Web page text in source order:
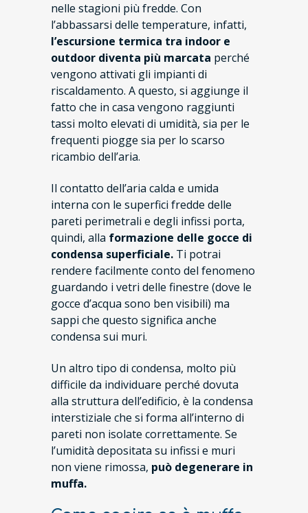
nelle stagioni più fredde. Con
l’abbassarsi delle temperature, infatti,
l’escursione termica tra indoor e
outdoor diventa più marcata perché
vengono attivati gli impianti di
riscaldamento. A questo, si aggiunge il
fatto che in casa vengono raggiunti
tassi molto elevati di umidità, sia per le
frequenti piogge sia per lo scarso
ricambio dell’aria.
Il contatto dell’aria calda e umida
interna con le superfici fredde delle
pareti perimetrali e degli infissi porta,
quindi, alla formazione delle gocce di
condensa superficiale. Ti potrai
rendere facilmente conto del fenomeno
guardando i vetri delle finestre (dove le
gocce d’acqua sono ben visibili) ma
sappi che questo significa anche
condensa sui muri.
Un altro tipo di condensa, molto più
difficile da individuare perché dovuta
alla struttura dell’edificio, è la condensa
interstiziale che si forma all’interno di
pareti non isolate correttamente. Se
l’umidità depositata su infissi e muri
non viene rimossa, può degenerare in
muffa.